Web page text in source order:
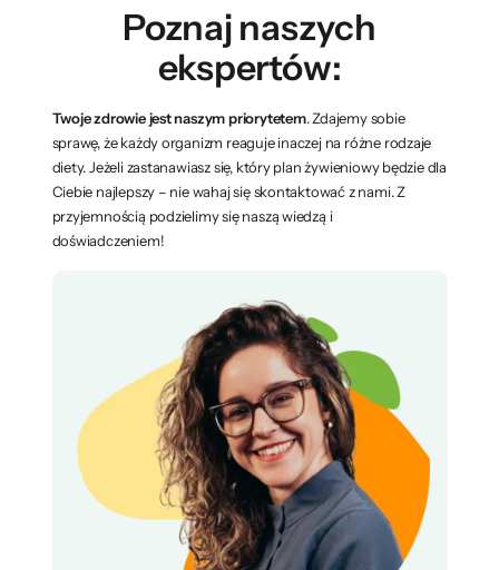
Poznaj naszych
ekspertów:
Twoje zdrowie jest naszym priorytetem. Zdajemy sobie
sprawę, że każdy organizm reaguje inaczej na różne rodzaje
diety. Jeżeli zastanawiasz się, który plan żywieniowy będzie dla
Ciebie najlepszy – nie wahaj się skontaktować z nami. Z
przyjemnością podzielimy się naszą wiedzą i
doświadczeniem!